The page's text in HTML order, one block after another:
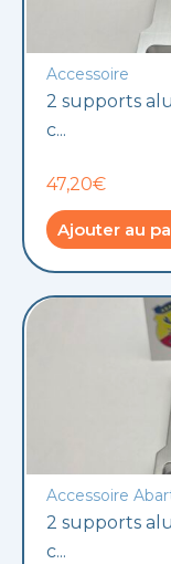
Accessoire
2 supports
c...
47,20€
Ajouter au
Accessoire
2 supports
c...